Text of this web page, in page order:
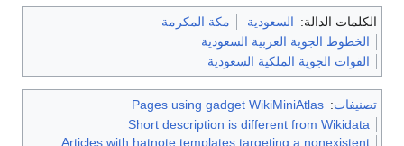
الكلمات الدالة: السعودية
مكة المكرمة
الخطوط الجوية العربية السعودية
القوات الجوية الملكية السعودية
تصنيفات:
Pages using gadget WikiMiniAtlas
Short description is different from Wikidata
Articles with hatnote templates targeting a nonexistent